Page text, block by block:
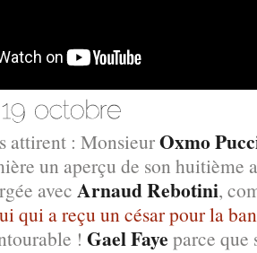
attirent : MonsieurOxmo
un aperçu de son huitième
avec Arnaud Rebotini,
qui a reçu un césar pour la
! Gael Faye parce que